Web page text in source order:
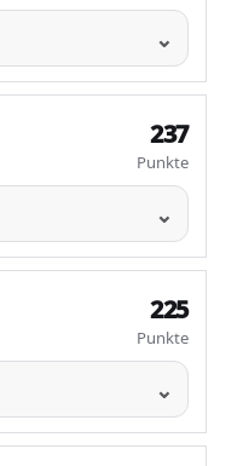
237
Punkte
225
Punkte